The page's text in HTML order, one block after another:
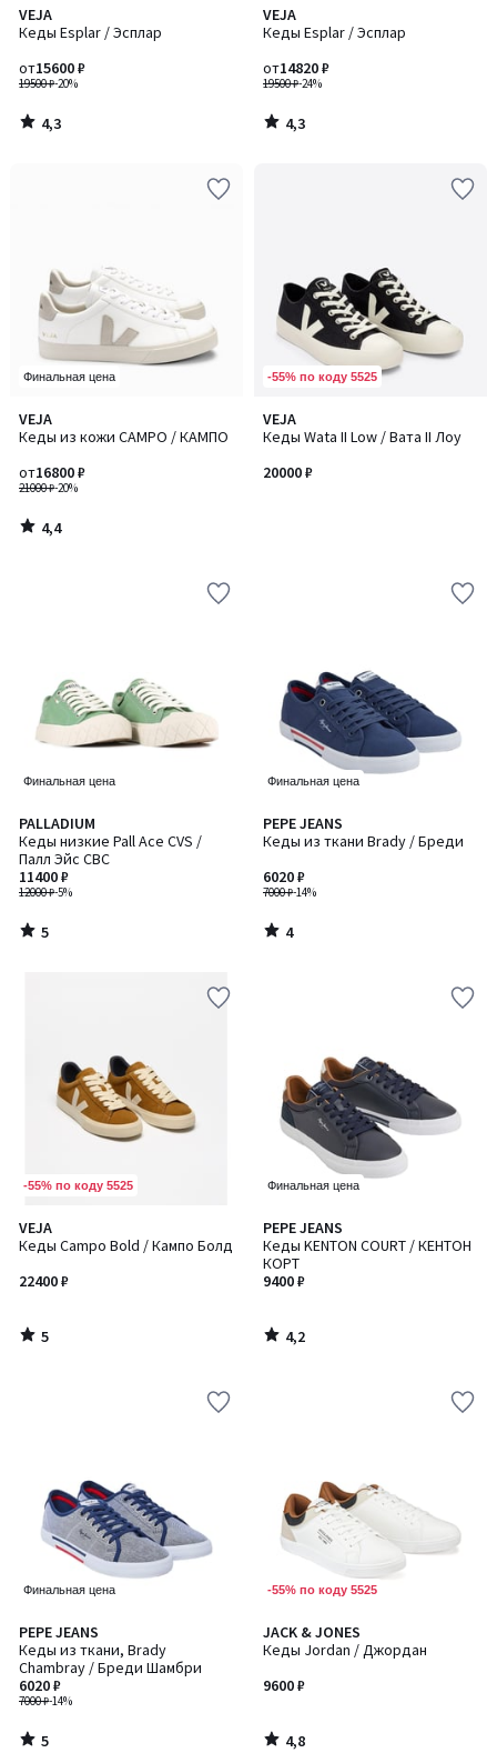
VEJA
Кеды Esplar / Эсплар
19500 ₽-20%
от15600 ₽
4,3
/ 5
4,3
/
VEJA
Кеды Esplar / Эсплар
19500 ₽-24%
от14820 ₽
4,3
/ 5
4,3
/
Финальная цена
VEJA
Кеды из кожи CAMPO / КАМПО
21000 ₽-20%
от16800 ₽
4,4
/ 5
4,4
/
-55% по коду 5525
VEJA
Кеды Wata II Low / Вата II Лоу
20000 ₽
Финальная цена
PALLADIUM
Кеды низкие Pall Ace CVS /
Палл Эйс СВС
12000 ₽-5%
11400 ₽
5
/
5
5
/
Финальная цена
PEPE JEANS
Кеды из ткани Brady / Бреди
7000 ₽-14%
6020 ₽
4
/
4
/
-55% по коду 5525
VEJA
Кеды Campo Bold / Кампо Болд
22400 ₽
5
/
5
/
Финальная цена
PEPE JEANS
Кеды KENTON COURT / КЕНТОН
КОРТ
9400 ₽
4,2
/ 5
4,2
/
Финальная цена
PEPE JEANS
Кеды из ткани, Brady
Chambray / Бреди Шамбри
7000 ₽-14%
6020 ₽
5
/
5
5
/
-55% по коду 5525
JACK & JONES
Кеды Jordan / Джордан
9600 ₽
4,8
/ 5
4,8
/